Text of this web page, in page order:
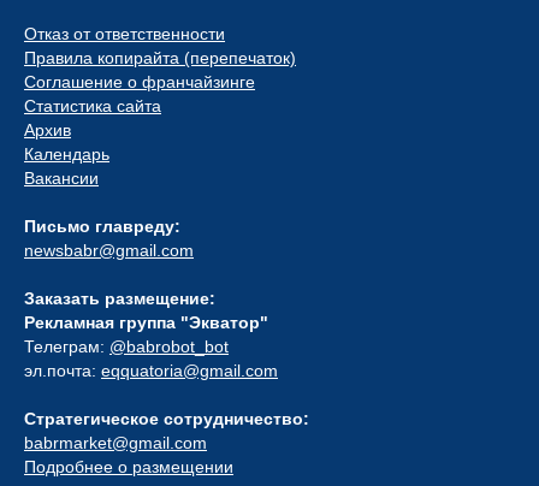
Отказ от ответственности
Правила копирайта (перепечаток)
Соглашение о франчайзинге
Статистика сайта
Архив
Календарь
Вакансии
Письмо главреду:
newsbabr@gmail.com
Заказать размещение:
Рекламная группа "Экватор"
Телеграм: @babrobot_bot
эл.почта: eqquatoria@gmail.com
Стратегическое сотрудничество:
babrmarket@gmail.com
Подробнее о размещении